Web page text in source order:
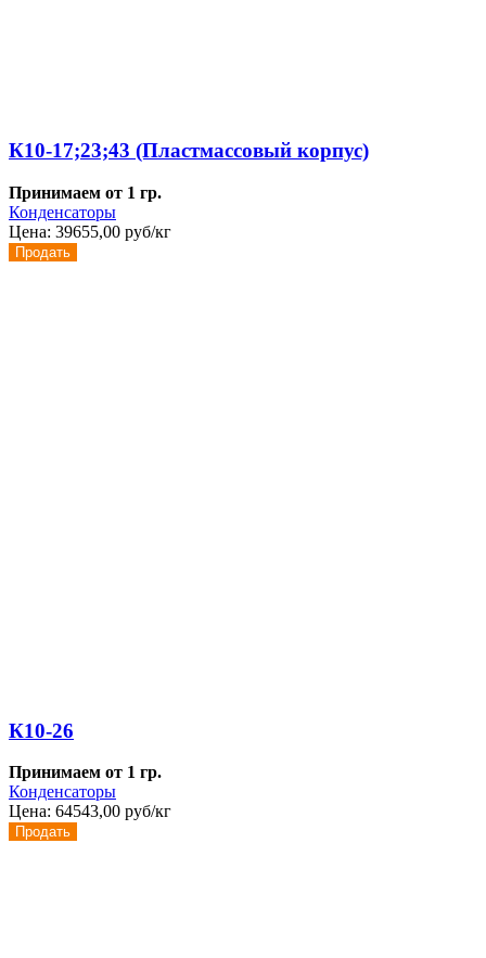
К10-17;23;43 (Пластмассовый корпус)
Принимаем от 1 гр.
Конденсаторы
Цена: 39655,00 руб/кг
Продать
К10-26
Принимаем от 1 гр.
Конденсаторы
Цена: 64543,00 руб/кг
Продать